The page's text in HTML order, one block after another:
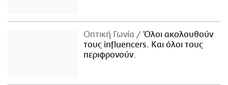
Οπτική Γωνία
Όλοι ακολουθούν
τους influencers. Και όλοι τους
περιφρονούν.